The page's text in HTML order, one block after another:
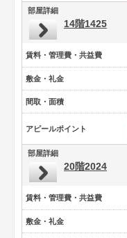
部屋詳細
14階1425
賃料・管理費・共益費
敷金・礼金
間取・面積
アピールポイント
部屋詳細
20階2024
賃料・管理費・共益費
敷金・礼金